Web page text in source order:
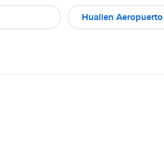
Hualien Aeropuerto